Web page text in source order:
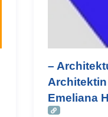
–
Emeliana